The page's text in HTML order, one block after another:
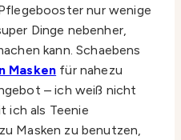
nur wenige
Dinge nebenher,
kann. Schaebens
Masken für nahezu
– ich weiß nicht
ich als Teenie
Masken zu benutzen,